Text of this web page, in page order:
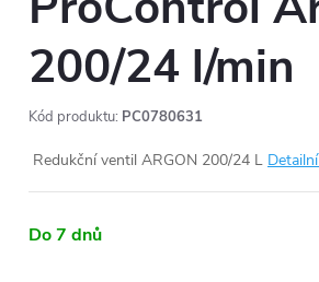
200/24 l/min
Kód produktu: PC0780631
Redukční ventil ARGON 200/24 L
Do 7 dnů